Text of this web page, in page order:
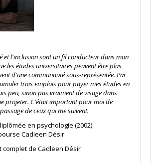
et l'inclusion sont un fil conducteur dans mon
les études universitaires peuvent être plus
d'une communauté sous-représentée. Par
trois emplois pour payer mes études en
peu, sinon pas vraiment de visage dans
projeter. C'était important pour moi de
de ceux qui me suivent.
en psychologie (2002)
Cadleen Désir
complet de Cadleen Désir